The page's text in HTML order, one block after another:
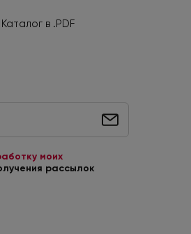
Каталог в .PDF
моих
рассылок